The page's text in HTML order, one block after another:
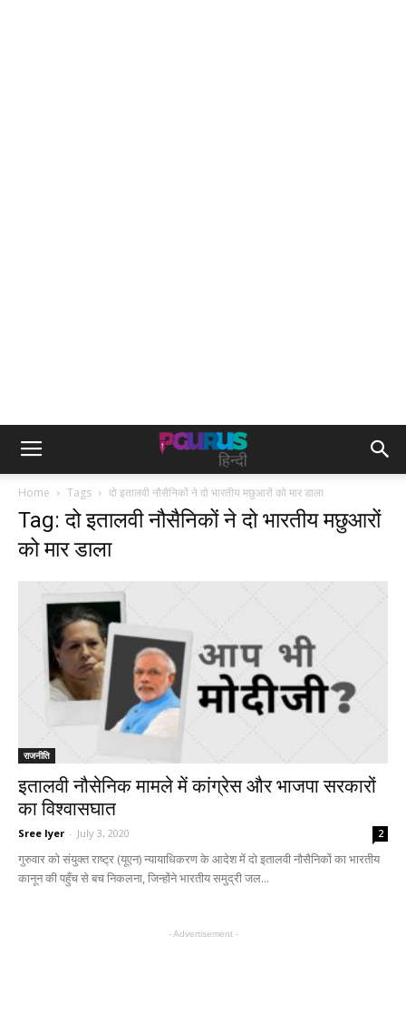
Home Tags दो इतालवी नौसैनिकों ने दो भारतीय मछुआरों को मार डाला
Tag: दो इतालवी नौसैनिकों ने दो भारतीय मछुआरों
को मार डाला
राजनीति
इतालवी नौसेनिक मामले में कांग्रेस और भाजपा सरकारों
का विश्वासघात
Sree Iyer - July 3, 2020 2
गुरुवार को संयुक्त राष्ट्र (यूएन) न्यायाधिकरण के आदेश में दो इतालवी नौसैनिकों का भारतीय
कानून की पहुँच से बच निकलना, जिन्होंने भारतीय समुद्री जल...
- Advertisement -